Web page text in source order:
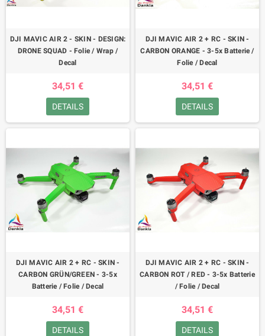
DJI MAVIC AIR 2 - SKIN - DESIGN:
DRONE SQUAD - Folie / Wrap /
Decal
34,51 €
DETAILS
DJI MAVIC AIR 2 + RC - SKIN -
CARBON ORANGE - 3-5x Batterie /
Folie / Decal
34,51 €
DETAILS
DJI MAVIC AIR 2 + RC - SKIN -
CARBON GRÜN/GREEN - 3-5x
Batterie / Folie / Decal
34,51 €
DETAILS
DJI MAVIC AIR 2 + RC - SKIN -
CARBON ROT / RED - 3-5x Batterie
/ Folie / Decal
34,51 €
DETAILS